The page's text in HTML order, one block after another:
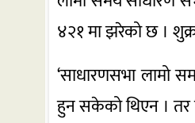
४२१ मा झरेको छ ।
‘साधारणसभा लामो
हुन सकेको थिएन । तर